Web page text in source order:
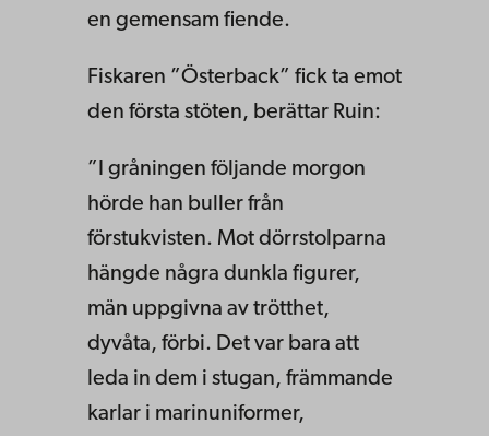
en gemensam fiende.
Fiskaren ”Öster­back” fick ta emot
den första stöten, berättar Ruin:
”I gråningen följande morgon
hörde han buller från
förstukvisten. Mot dörrstolparna
hängde några dunk­la figurer,
män uppgivna av trötthet,
dyvåta, förbi. Det var bara att
leda in dem i stugan, främmande
karlar i marinuniformer,